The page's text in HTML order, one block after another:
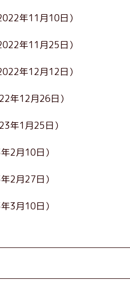
年11月10日）
年11月25日）
年12月12日）
年12月26日）
年1月25日）
2月10日）
2月27日）
3月10日）